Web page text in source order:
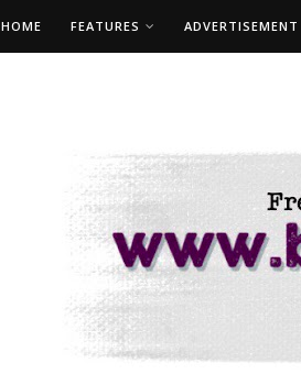
HOME FEATURES ADVERTISEMENT